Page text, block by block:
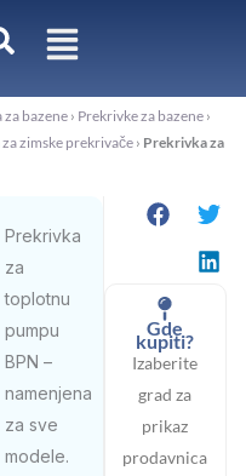
bazene › Prekrivke za bazene ›
zimske prekrivače › Prekrivka za
Prekrivka
za
toplotnu
pumpu
BPN –
namenjena
za sve
modele.
Gde
kupiti?
Izaberite
grad za
prikaz
prodavnica